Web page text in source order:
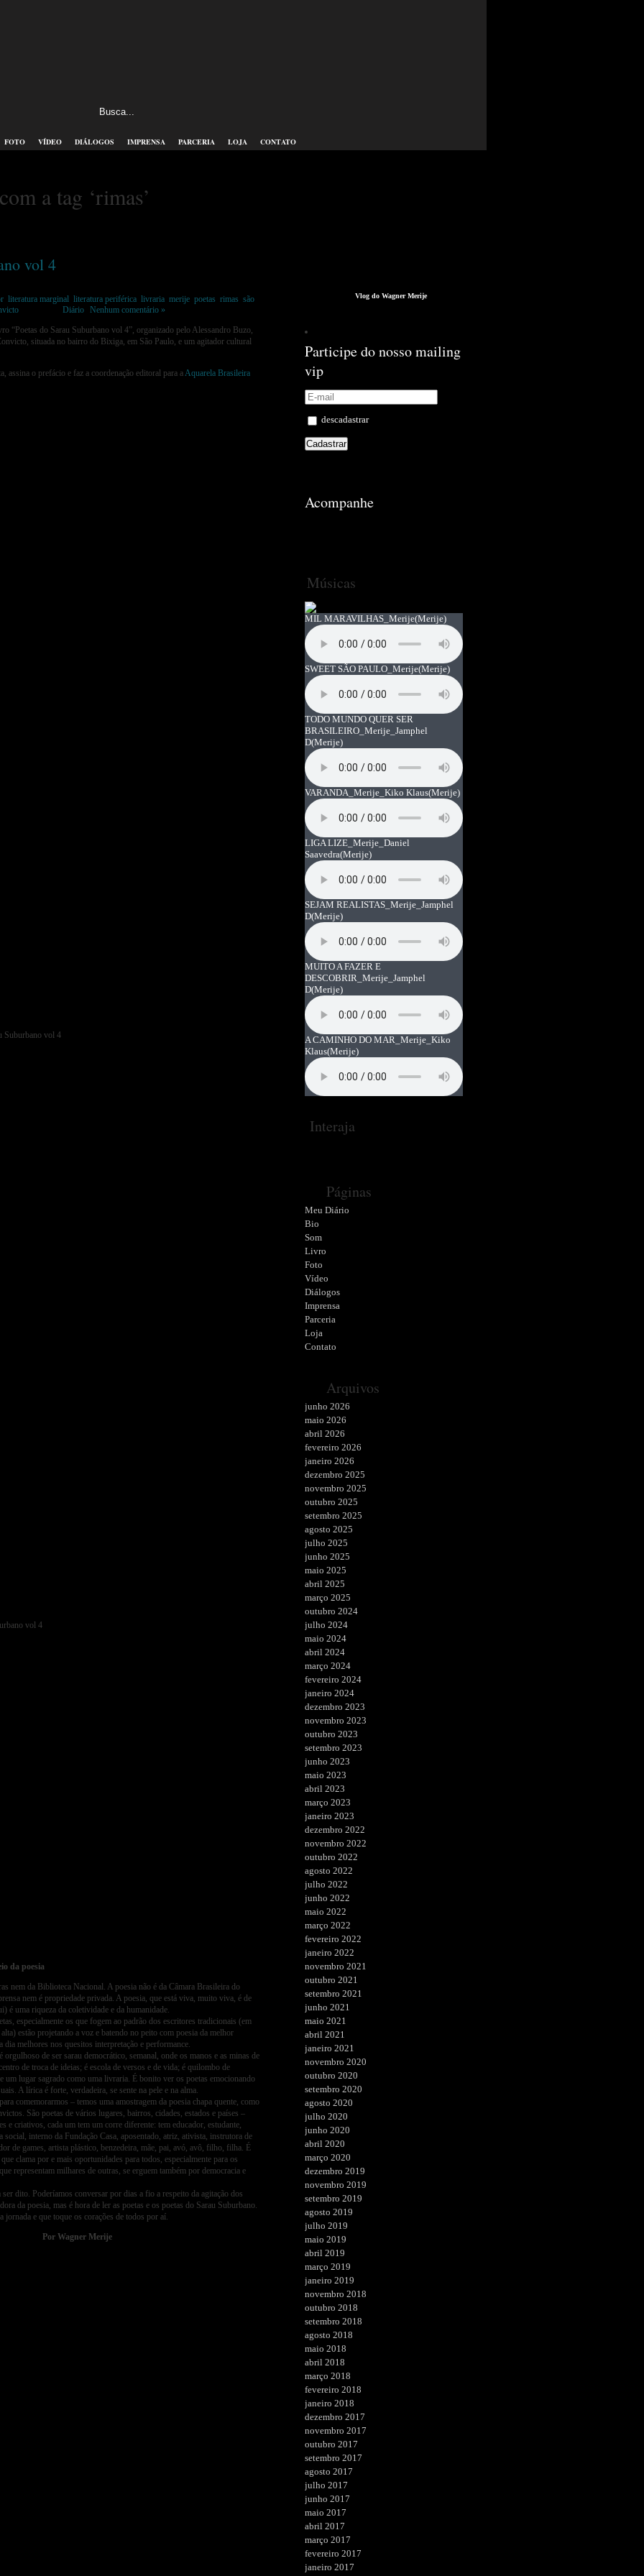
FOTO VÍDEO DIÁLOGOS IMPRENSA PARCERIA LOJA CONTATO
a tag ‘rimas’
vol 4
literatura marginal literatura periférica livraria merije poetas rimas são
Diário Nenhum comentário »
“Poetas do Sarau Suburbano vol 4”, organizado pelo Alessandro Buzo,
situada no bairro do Bixiga, em São Paulo, e um agitador cultural
assina o prefácio e faz a coordenação editoral para aAquarela Brasileira
da poesia
nem da Biblioteca Nacional. A poesia não é da Câmara Brasileira do
nem é propriedade privada. A poesia, que está viva, muito viva, é de
é uma riqueza da coletividade e da humanidade.
especialmente os que fogem ao padrão dos escritores tradicionais (em
estão projetando a voz e batendo no peito com poesia da melhor
melhores nos quesitos interpretação e performance.
de ser sarau democrático, semanal, onde os manos e as minas de
de troca de ideias; é escola de versos e de vida; é quilombo de
um lugar sagrado como uma livraria. É bonito ver os poetas emocionando
A lírica é forte, verdadeira, se sente na pele e na alma.
comemorarmos – temos uma amostragem da poesia chapa quente, como
São poetas de vários lugares, bairros, cidades, estados e países –
e criativos, cada um tem um corre diferente: tem educador, estudante,
interno da Fundação Casa, aposentado, atriz, ativista, instrutora de
de games, artista plástico, benzedeira, mãe, pai, avó, avô, filho, filha. É
clama por e mais oportunidades para todos, especialmente para os
representam milhares de outras, se erguem também por democracia e
dito. Poderíamos conversar por dias a fio a respeito da agitação dos
da poesia, mas é hora de ler as poetas e os poetas do Sarau Suburbano.
e que toque os corações de todos por aí.
Merije
Vlog do Wagner Merije
Participe do nosso mailing
vip
descadastrar
Acompanhe
Músicas
MIL MARAVILHAS_Merije(Merije)
SWEET SÃO PAULO_Merije(Merije)
TODO MUNDO QUER SER
BRASILEIRO_Merije_Jamphel
D(Merije)
VARANDA_Merije_Kiko Klaus(Merije)
LIGA LIZE_Merije_Daniel
Saavedra(Merije)
SEJAM REALISTAS_Merije_Jamphel
D(Merije)
MUITO A FAZER E
DESCOBRIR_Merije_Jamphel
D(Merije)
A CAMINHO DO MAR_Merije_Kiko
Klaus(Merije)
Interaja
Páginas
Meu Diário
Bio
Som
Livro
Foto
Vídeo
Diálogos
Imprensa
Parceria
Loja
Contato
Arquivos
junho 2026
maio 2026
abril 2026
fevereiro 2026
janeiro 2026
dezembro 2025
novembro 2025
outubro 2025
setembro 2025
agosto 2025
julho 2025
junho 2025
maio 2025
abril 2025
março 2025
outubro 2024
julho 2024
maio 2024
abril 2024
março 2024
fevereiro 2024
janeiro 2024
dezembro 2023
novembro 2023
outubro 2023
setembro 2023
junho 2023
maio 2023
abril 2023
março 2023
janeiro 2023
dezembro 2022
novembro 2022
outubro 2022
agosto 2022
julho 2022
junho 2022
maio 2022
março 2022
fevereiro 2022
janeiro 2022
novembro 2021
outubro 2021
setembro 2021
junho 2021
maio 2021
abril 2021
janeiro 2021
novembro 2020
outubro 2020
setembro 2020
agosto 2020
julho 2020
junho 2020
abril 2020
março 2020
dezembro 2019
novembro 2019
setembro 2019
agosto 2019
julho 2019
maio 2019
abril 2019
março 2019
janeiro 2019
novembro 2018
outubro 2018
setembro 2018
agosto 2018
maio 2018
abril 2018
março 2018
fevereiro 2018
janeiro 2018
dezembro 2017
novembro 2017
outubro 2017
setembro 2017
agosto 2017
julho 2017
junho 2017
maio 2017
abril 2017
março 2017
fevereiro 2017
janeiro 2017